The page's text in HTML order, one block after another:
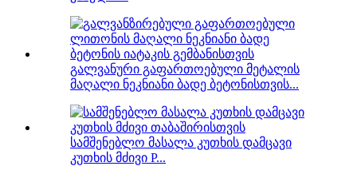
გალვანური გაფართოებული მეტალის
მაღალი ნეკნიანი ბადე ბეტონისთვის...
სამშენებლო მასალა კუთხის დამცავი
კუთხის მძივი P...